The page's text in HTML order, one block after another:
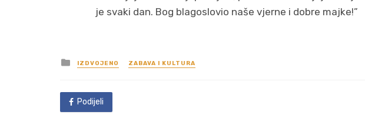
je svaki dan. Bog blagoslovio naše vjerne i dobre majke!”
Posted
in
IZDVOJENO ZABAVA I KULTURA
Podijeli